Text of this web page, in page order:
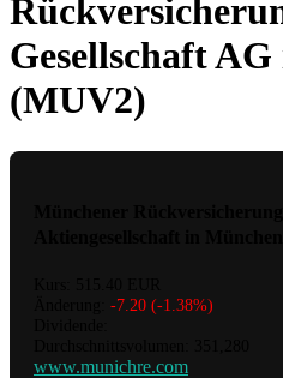
Gesellschaft
(MUV2)
-7.20 (-1.38%)
www.munichre.com